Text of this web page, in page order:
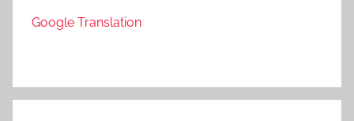
Google Translation